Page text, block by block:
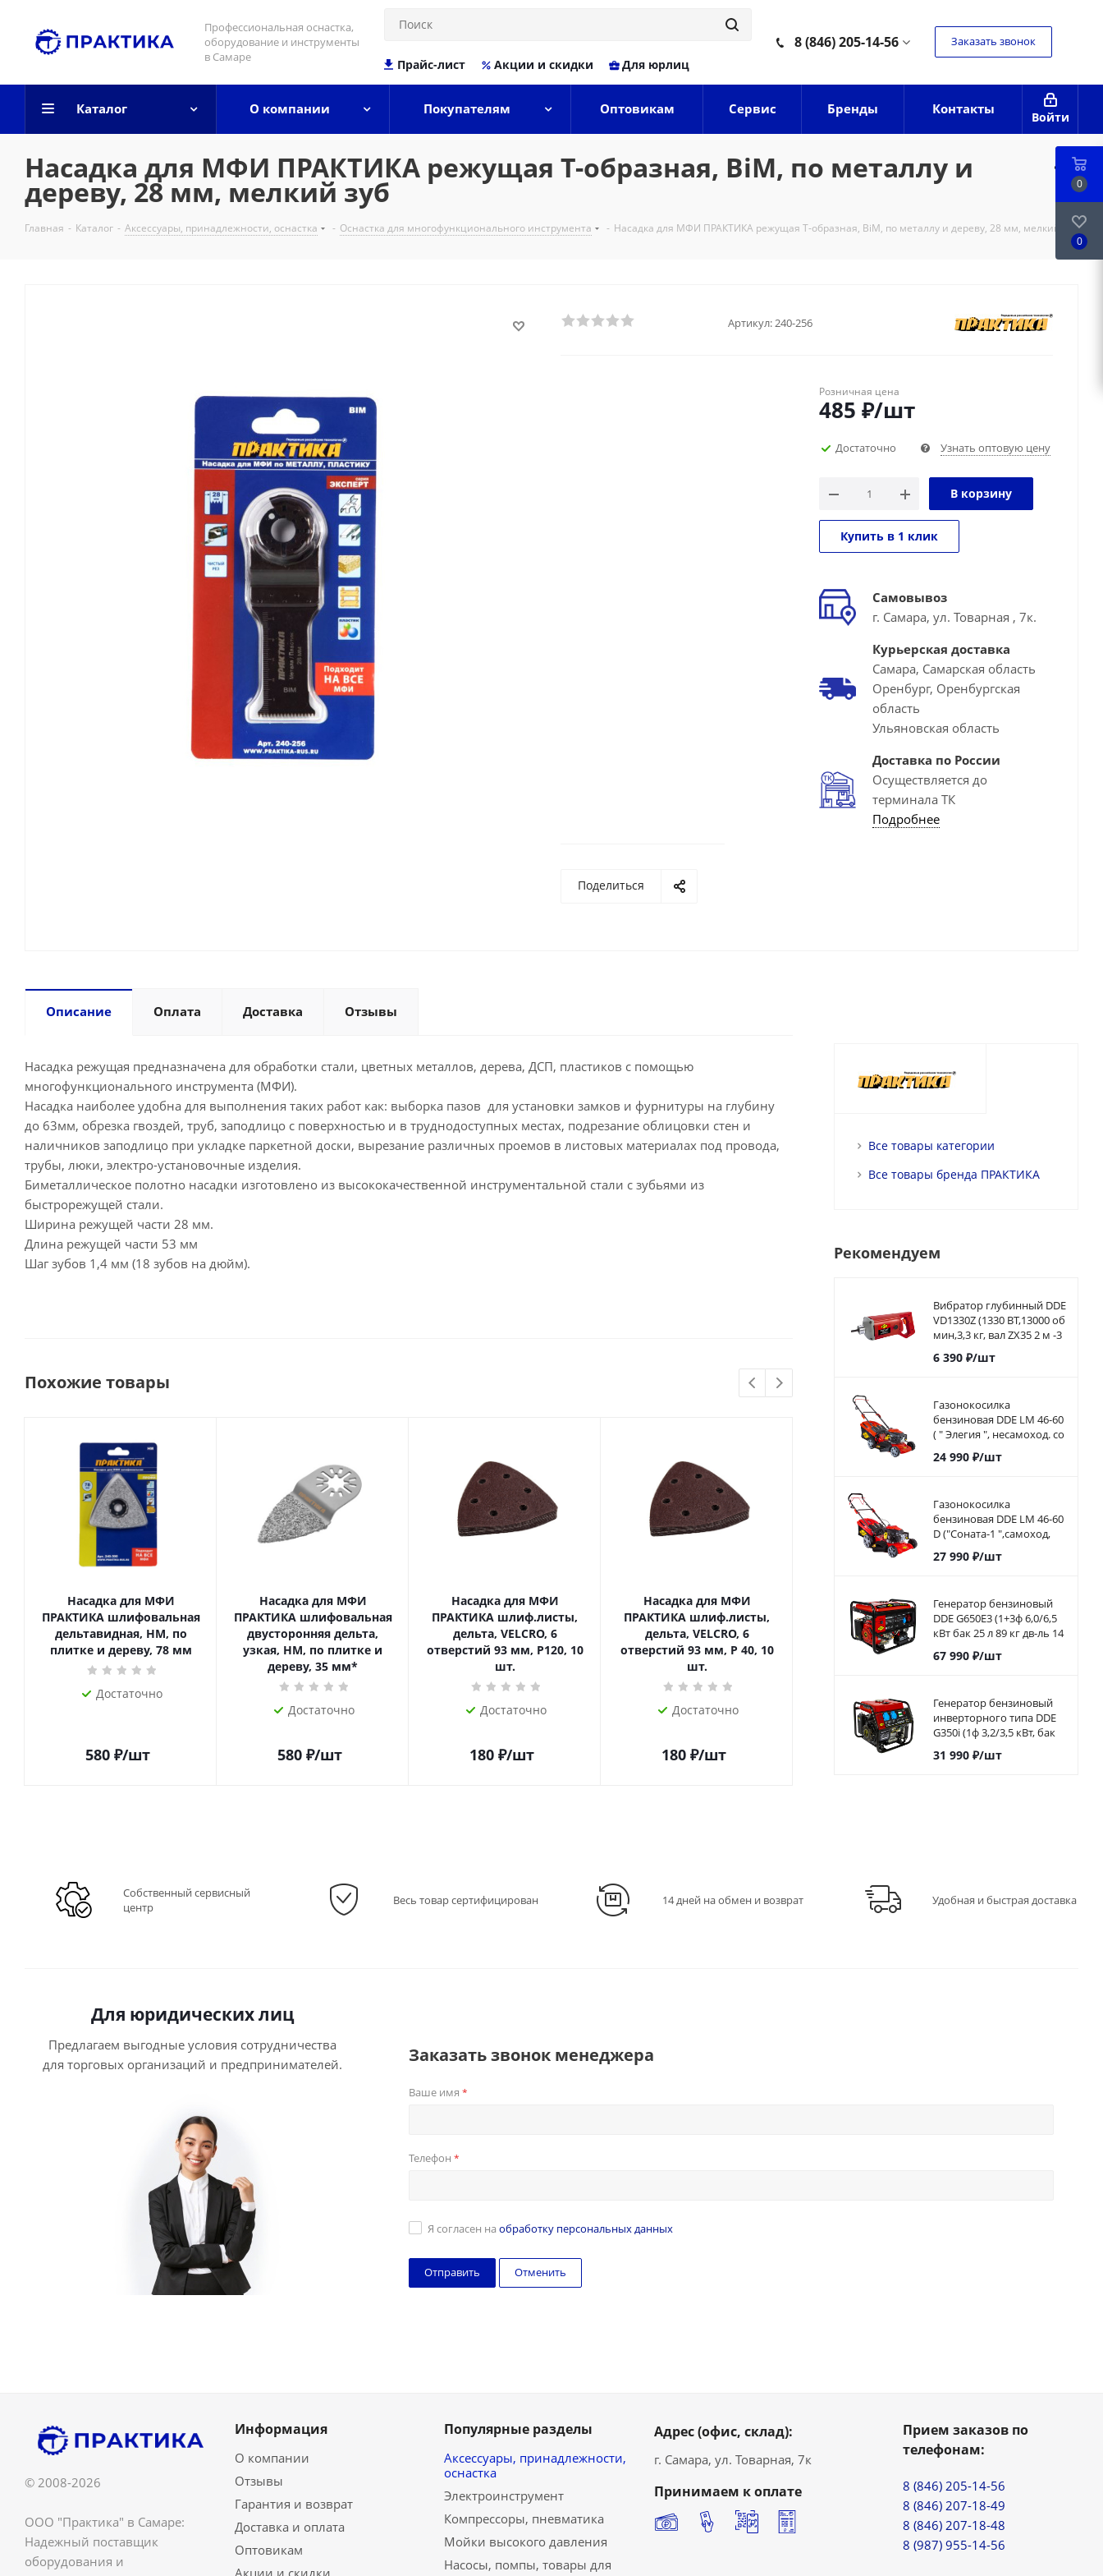
Профессиональная оснастка,
оборудование и инструменты
в Самаре
Прайс-лист Акции и скидки Для юрлиц
8 (846) 205-14-56 Заказать звонок
Войти
Каталог О компании Покупателям Оптовикам Сервис Бренды Контакты
Насадка для МФИ ПРАКТИКА режущая Т-образная, BiM, по металлу и
дереву, 28 мм, мелкий зуб
Главная - Каталог - Аксессуары, принадлежности, оснастка - Оснастка для многофункционального инструмента - Насадка для МФИ ПРАКТИКА режущая Т-образная, BiM, по металлу и дереву, 28 мм, мелкий зуб
Артикул: 240-256
Розничная цена
485 ₽/шт
Достаточно Узнать оптовую цену
В корзину
Купить в 1 клик
Самовывоз
г. Самара, ул. Товарная , 7к.
Курьерская доставка
Самара, Самарская область
Оренбург, Оренбургская
область
Ульяновская область
Доставка по России
Осуществляется до
терминала ТК
Подробнее
Поделиться
Описание Оплата Доставка Отзывы
Насадка режущая предназначена для обработки стали, цветных металлов, дерева, ДСП, пластиков с помощью
многофункционального инструмента (МФИ).
Насадка наиболее удобна для выполнения таких работ как: выборка пазов для установки замков и фурнитуры на глубину
до 63мм, обрезка гвоздей, труб, заподлицо с поверхностью и в труднодоступных местах, подрезание облицовки стен и
наличников заподлицо при укладке паркетной доски, вырезание различных проемов в листовых материалах под провода,
трубы, люки, электро-установочные изделия.
Биметаллическое полотно насадки изготовлено из высококачественной инструментальной стали с зубьями из
быстрорежущей стали.
Ширина режущей части 28 мм.
Длина режущей части 53 мм
Шаг зубов 1,4 мм (18 зубов на дюйм).
Похожие товары
Насадка для МФИ
ПРАКТИКА шлифовальная
дельтавидная, HM, по
плитке и дереву, 78 мм
Достаточно
580 ₽/шт
Насадка для МФИ
ПРАКТИКА шлифовальная
двусторонняя дельта,
узкая, HM, по плитке и
дереву, 35 мм*
Достаточно
580 ₽/шт
Насадка для МФИ
ПРАКТИКА шлиф.листы,
дельта, VELCRO, 6
отверстий 93 мм, P120, 10
шт.
Достаточно
180 ₽/шт
Насадка для МФИ
ПРАКТИКА шлиф.листы,
дельта, VELCRO, 6
отверстий 93 мм, P 40, 10
шт.
Достаточно
180 ₽/шт
Насадка для МФИ
ПРАКТИКА узкая ножевая,
HCS, для снятия краски и
др.,
390₽/шт
Насадка
ПРАКТИКА
образная, HCS,
Все товары категории
Все товары бренда ПРАКТИКА
Рекомендуем
Вибратор глубинный DDE
VD1330Z (1330 ВТ,13000 об
мин,3,3 кг, вал ZX35 2 м -3
6 390₽/шт
Газонокосилка
бензиновая DDE LM 46-60
( " Элегия ", несамоход. со
сборником, 46см, 4,5 л,с.)
24 990₽/шт
Газонокосилка
бензиновая DDE LM 46-60
D ("Соната-1 ",самоход,
46cм, DDE 139 куб.см, 4л.с,
60л)
27 990₽/шт
Генератор бензиновый
DDE G650E3 (1+3ф 6,0/6,5
кВт бак 25 л 89 кг дв-ль 14
л.с. элстарт)917-446
67 990₽/шт
Генератор бензиновый
инверторного типа DDE
G350i (1ф 3,2/3,5 кВт, бак
5,7 л, дв-ль 7 л.с.)794-968
31 990₽/шт
Собственный сервисный
центр
Весь товар сертифицирован 14 дней на обмен и возврат Удобная и быстрая доставка
Для юридических лиц
Предлагаем выгодные условия сотрудничества
для торговых организаций и предпринимателей.
Заказать звонок менеджера
Ваше имя *
Телефон *
Я согласен на обработку персональных данных
Отменить
© 2008-2026
ООО "Практика" в Самаре:
Надежный поставщик
оборудования и
Информация
О компании
Отзывы
Гарантия и возврат
Доставка и оплата
Оптовикам
Акции и скидки
Популярные разделы
Аксессуары, принадлежности,
оснастка
Электроинструмент
Компрессоры, пневматика
Мойки высокого давления
Насосы, помпы, товары для
Адрес (офис, склад):
г. Самара, ул. Товарная, 7к
Принимаем к оплате
Прием заказов по
телефонам:
8 (846) 205-14-56
8 (846) 207-18-49
8 (846) 207-18-48
8 (987) 955-14-56
0
0